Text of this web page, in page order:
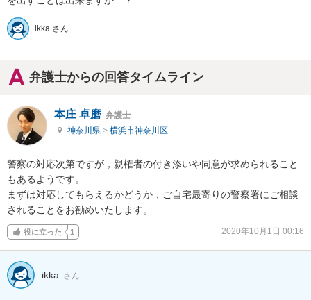
ikka さん
弁護士からの回答タイムライン
本庄 卓磨 弁護士
神奈川県 > 横浜市神奈川区
警察の対応次第ですが，親権者の付き添いや同意が求められること
もあるようです。
まずは対応してもらえるかどうか，ご自宅最寄りの警察署にご相談
されることをお勧めいたします。
役に立った 1 2020年10月1日 00:16
ikka さん